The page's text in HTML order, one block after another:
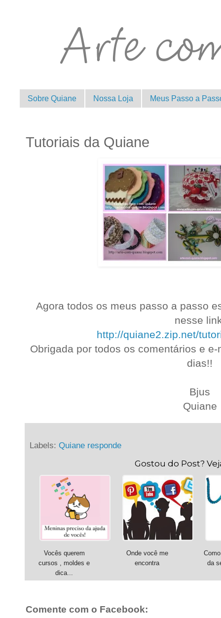
Sobre Quiane Nossa Loja Meus Passo a
Tutoriais da Quiane
Agora todos os meus passo a passo
nesse
http://quiane2.zip.net/
Obrigada por todos os comentários e
dias!!
Bjus
Quiane
Labels: Quiane responde
Gostou do Post?
Vocês querem
cursos , moldes e
dica...
Onde você me
encontra
da
Comente com o Facebook: